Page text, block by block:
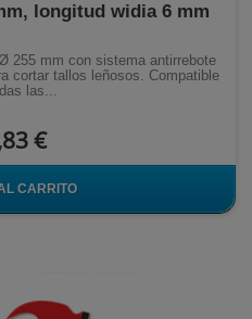
longitud widia 6 mm
255 mm con sistema antirrebote
cortar tallos leñosos. Compatible
las...
€
CARRITO